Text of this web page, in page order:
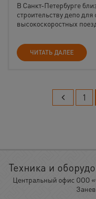
В Санкт-Петербурге
строительству депо
высокоскоростных
ЧИТАТЬ ДАЛЕЕ
1
Техника и
Центральный офис ООО